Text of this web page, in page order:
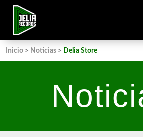
Inicio > Noticias > Delia Store